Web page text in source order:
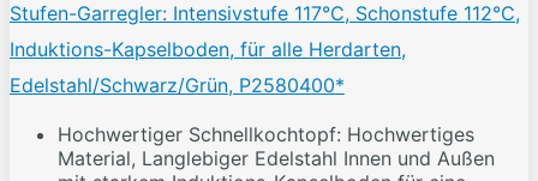
Stufen-Garregler: Intensivstufe 117°C, Schonstufe 112°C,
Induktions-Kapselboden, für alle Herdarten,
Edelstahl/Schwarz/Grün, P2580400*
Hochwertiger Schnellkochtopf: Hochwertiges
Material, Langlebiger Edelstahl Innen und Außen